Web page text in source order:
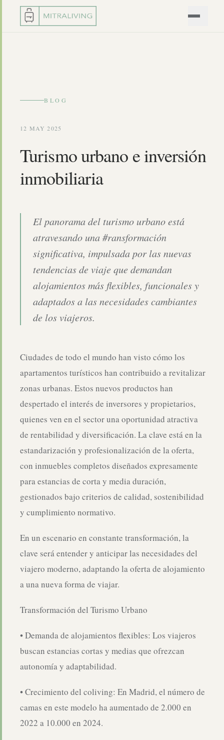
BLOG
12 MAY 2025
Turismo urbano e inversión
inmobiliaria
El panorama del turismo urbano está
atravesando una #ransformación
significativa, impulsada por las nuevas
tendencias de viaje que demandan
alojamientos más flexibles, funcionales y
adaptados a las necesidades cambiantes
de los viajeros.
Ciudades de todo el mundo han visto cómo los
apartamentos turísticos han contribuido a revitalizar
zonas urbanas. Estos nuevos productos han
despertado el interés de inversores y propietarios,
quienes ven en el sector una oportunidad atractiva
de rentabilidad y diversificación. La clave está en la
estandarización y profesionalización de la oferta,
con inmuebles completos diseñados expresamente
para estancias de corta y media duración,
gestionados bajo criterios de calidad, sostenibilidad
y cumplimiento normativo.
En un escenario en constante transformación, la
clave será entender y anticipar las necesidades del
viajero moderno, adaptando la oferta de alojamiento
a una nueva forma de viajar.
Transformación del Turismo Urbano
• Demanda de alojamientos flexibles: Los viajeros
buscan estancias cortas y medias que ofrezcan
autonomía y adaptabilidad.
• Crecimiento del coliving: En Madrid, el número de
camas en este modelo ha aumentado de 2.000 en
2022 a 10.000 en 2024.